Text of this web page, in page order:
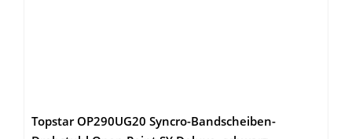
Topstar OP290UG20 Syncro-Bandscheiben-